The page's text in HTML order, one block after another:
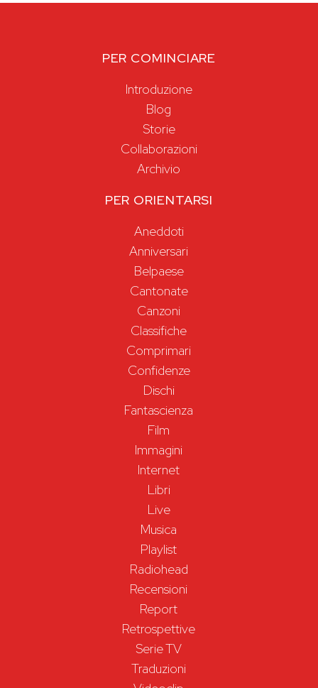
PER COMINCIARE
Introduzione
Blog
Storie
Collaborazioni
Archivio
PER ORIENTARSI
Aneddoti
Anniversari
Belpaese
Cantonate
Canzoni
Classifiche
Comprimari
Confidenze
Dischi
Fantascienza
Film
Immagini
Internet
Libri
Live
Musica
Playlist
Radiohead
Recensioni
Report
Retrospettive
Serie TV
Traduzioni